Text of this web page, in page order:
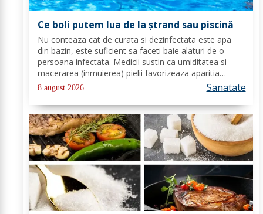
Ce boli putem lua de la ștrand sau piscină
Nu conteaza cat de curata si dezinfectata este apa
din bazin, este suficient sa faceti baie alaturi de o
persoana infectata. Medicii sustin ca umiditatea si
macerarea (inmuierea) pielii favorizeaza aparitia
infectiilor micotice, care prin apa se transmit mult mai
usor. Cel mai intalnit tip de...
8 august 2026 Sanatate